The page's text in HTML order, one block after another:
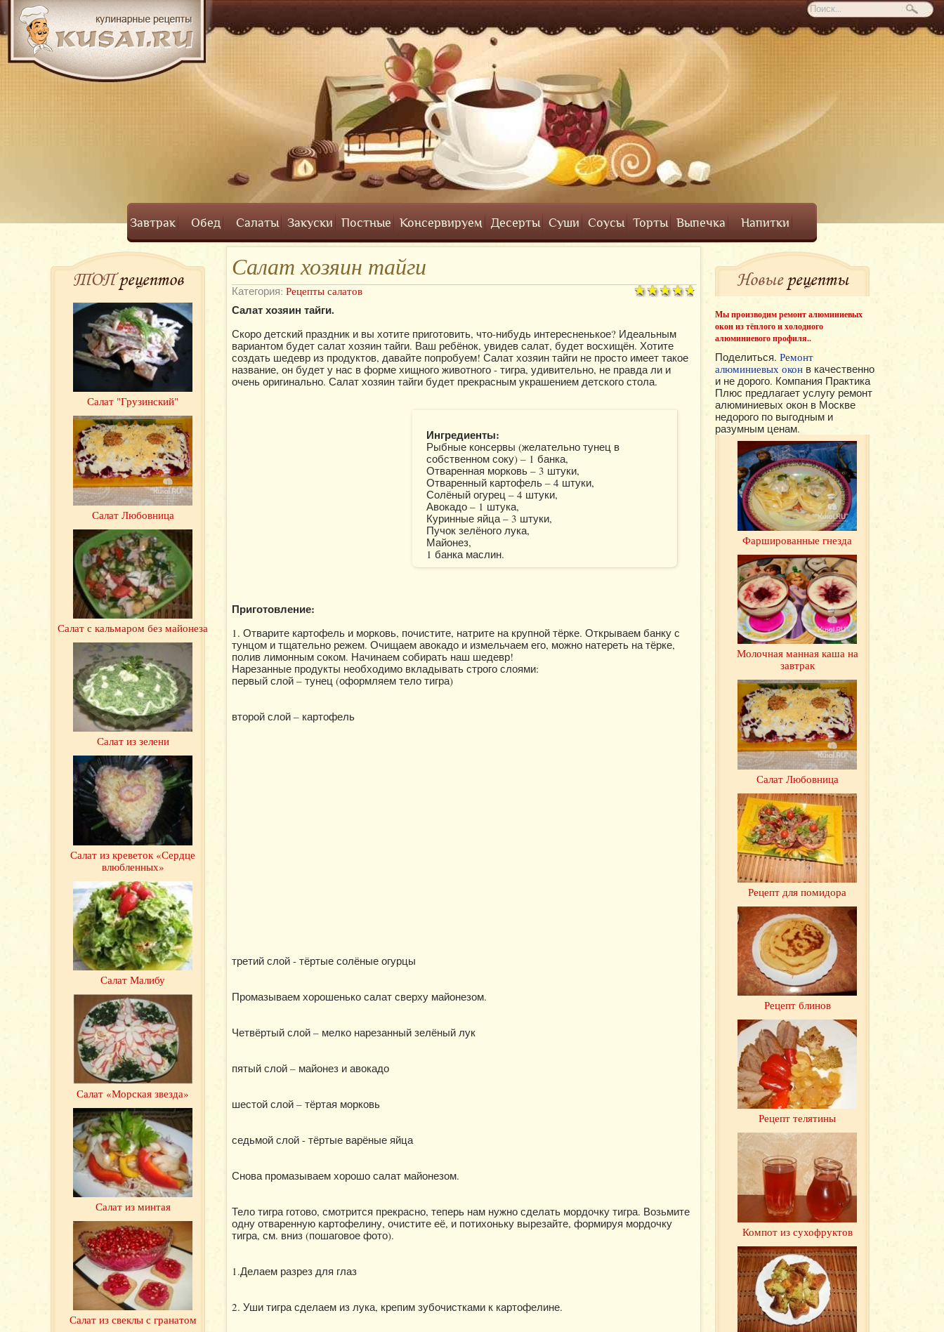
Завтрак Обед Салаты Закуски Постные Консервируем Десерты Суши Соусы Торты Выпечка Напитки
Салат хозяин тайги
Категория: Рецепты салатов
Салат хозяин тайги.
Скоро детский праздник и вы хотите приготовить, что-нибудь интересненькое? Идеальным
вариантом будет салат хозяин тайги. Ваш ребёнок, увидев салат, будет восхищён. Хотите
создать шедевр из продуктов, давайте попробуем! Салат хозяин тайги не просто имеет такое
название, он будет у нас в форме хищного животного - тигра, удивительно, не правда ли и
очень оригинально. Салат хозяин тайги будет прекрасным украшением детского стола.
Ингредиенты:
Рыбные консервы (желательно тунец в
собственном соку) – 1 банка,
Отваренная морковь – 3 штуки,
Отваренный картофель – 4 штуки,
Солёный огурец – 4 штуки,
Авокадо – 1 штука,
Куринные яйца – 3 штуки,
Пучок зелёного лука,
Майонез,
1 банка маслин.
Приготовление:
1. Отварите картофель и морковь, почистите, натрите на крупной тёрке. Открываем банку с
тунцом и тщательно режем. Очищаем авокадо и измельчаем его, можно натереть на тёрке,
полив лимонным соком. Начинаем собирать наш шедевр!
Нарезанные продукты необходимо вкладывать строго слоями:
первый слой – тунец (оформляем тело тигра)
второй слой – картофель
третий слой - тёртые солёные огурцы
Промазываем хорошенько салат сверху майонезом.
Четвёртый слой – мелко нарезанный зелёный лук
пятый слой – майонез и авокадо
шестой слой – тёртая морковь
седьмой слой - тёртые варёные яйца
Снова промазываем хорошо салат майонезом.
Тело тигра готово, смотрится прекрасно, теперь нам нужно сделать мордочку тигра. Возьмите
одну отваренную картофелину, очистите её, и потихоньку вырезайте, формируя мордочку
тигра, см. вниз (пошаговое фото).
1.Делаем разрез для глаз
2. Уши тигра сделаем из лука, крепим зубочистками к картофелине.
ТОПрецептов
Салат "Грузинский"
Салат Любовница
Салат с кальмаром без майонеза
Салат из зелени
Салат из креветок «Сердце
влюбленных»
Салат Малибу
Салат «Морская звезда»
Салат из минтая
Салат из свеклы с гранатом
Новыерецепты
Мы производим ремонт алюминиевых
окон из тёплого и холодного
алюминиевого профиля..
Поделиться. Ремонт
алюминиевых окон в качественно
и не дорого. Компания Практика
Плюс предлагает услугу ремонт
алюминиевых окон в Москве
недорого по выгодным и
разумным ценам.
Фаршированные гнезда
Молочная манная каша на
завтрак
Салат Любовница
Рецепт для помидора
Рецепт блинов
Рецепт телятины
Компот из сухофруктов